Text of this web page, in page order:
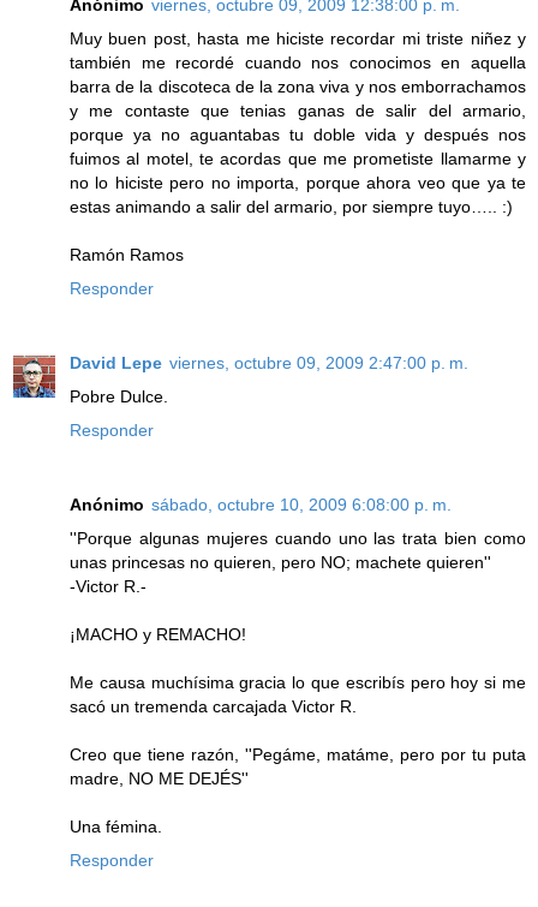
Anónimo viernes, octubre 09, 2009 12:38:00 p. m.
Muy buen post, hasta me hiciste recordar mi triste niñez y
también me recordé cuando nos conocimos en aquella
barra de la discoteca de la zona viva y nos emborrachamos
y me contaste que tenias ganas de salir del armario,
porque ya no aguantabas tu doble vida y después nos
fuimos al motel, te acordas que me prometiste llamarme y
no lo hiciste pero no importa, porque ahora veo que ya te
estas animando a salir del armario, por siempre tuyo….. :)
Ramón Ramos
Responder
David Lepe viernes, octubre 09, 2009 2:47:00 p. m.
Pobre Dulce.
Responder
Anónimo sábado, octubre 10, 2009 6:08:00 p. m.
''Porque algunas mujeres cuando uno las trata bien como
unas princesas no quieren, pero NO; machete quieren''
-Victor R.-
¡MACHO y REMACHO!
Me causa muchísima gracia lo que escribís pero hoy si me
sacó un tremenda carcajada Victor R.
Creo que tiene razón, ''Pegáme, matáme, pero por tu puta
madre, NO ME DEJÉS''
Una fémina.
Responder